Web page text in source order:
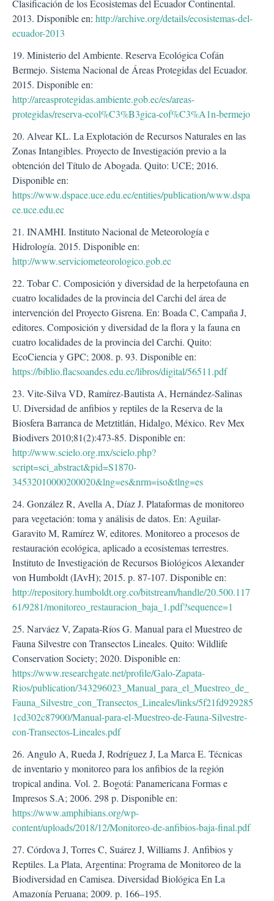
Clasificación de los Ecosistemas del Ecuador Continental.
2013. Disponible en: http://archive.org/details/ecosistemas-del-
ecuador-2013
19. Ministerio del Ambiente. Reserva Ecológica Cofán
Bermejo. Sistema Nacional de Áreas Protegidas del Ecuador.
2015. Disponible en:
http://areasprotegidas.ambiente.gob.ec/es/areas-
protegidas/reserva-ecol%C3%B3gica-cof%C3%A1n-bermejo
20. Alvear KL. La Explotación de Recursos Naturales en las
Zonas Intangibles. Proyecto de Investigación previo a la
obtención del Título de Abogada. Quito: UCE; 2016.
Disponible en:
https://www.dspace.uce.edu.ec/entities/publication/www.dspa
ce.uce.edu.ec
21. INAMHI. Instituto Nacional de Meteorología e
Hidrología. 2015. Disponible en:
http://www.serviciometeorologico.gob.ec
22. Tobar C. Composición y diversidad de la herpetofauna en
cuatro localidades de la provincia del Carchi del área de
intervención del Proyecto Gisrena. En: Boada C, Campaña J,
editores. Composición y diversidad de la flora y la fauna en
cuatro localidades de la provincia del Carchi. Quito:
EcoCiencia y GPC; 2008. p. 93. Disponible en:
https://biblio.flacsoandes.edu.ec/libros/digital/56511.pdf
23. Vite-Silva VD, Ramírez-Bautista A, Hernández-Salinas
U. Diversidad de anfibios y reptiles de la Reserva de la
Biosfera Barranca de Metztitlán, Hidalgo, México. Rev Mex
Biodivers 2010;81(2):473-85. Disponible en:
http://www.scielo.org.mx/scielo.php?
script=sci_abstract&pid=S1870-
34532010000200020&lng=es&nrm=iso&tlng=es
24. González R, Avella A, Díaz J. Plataformas de monitoreo
para vegetación: toma y análisis de datos. En: Aguilar-
Garavito M, Ramírez W, editores. Monitoreo a procesos de
restauración ecológica, aplicado a ecosistemas terrestres.
Instituto de Investigación de Recursos Biológicos Alexander
von Humboldt (IAvH); 2015. p. 87-107. Disponible en:
http://repository.humboldt.org.co/bitstream/handle/20.500.117
61/9281/monitoreo_restauracion_baja_1.pdf?sequence=1
25. Narváez V, Zapata-Ríos G. Manual para el Muestreo de
Fauna Silvestre con Transectos Lineales. Quito: Wildlife
Conservation Society; 2020. Disponible en:
https://www.researchgate.net/profile/Galo-Zapata-
Rios/publication/343296023_Manual_para_el_Muestreo_de_
Fauna_Silvestre_con_Transectos_Lineales/links/5f21fd929285
1cd302c87900/Manual-para-el-Muestreo-de-Fauna-Silvestre-
con-Transectos-Lineales.pdf
26. Angulo A, Rueda J, Rodríguez J, La Marca E. Técnicas
de inventario y monitoreo para los anfibios de la región
tropical andina. Vol. 2. Bogotá: Panamericana Formas e
Impresos S.A; 2006. 298 p. Disponible en:
https://www.amphibians.org/wp-
content/uploads/2018/12/Monitoreo-de-anfibios-baja-final.pdf
27. Córdova J, Torres C, Suárez J, Williams J. Anfibios y
Reptiles. La Plata, Argentina: Programa de Monitoreo de la
Biodiversidad en Camisea. Diversidad Biológica En La
Amazonía Peruana; 2009. p. 166–195.